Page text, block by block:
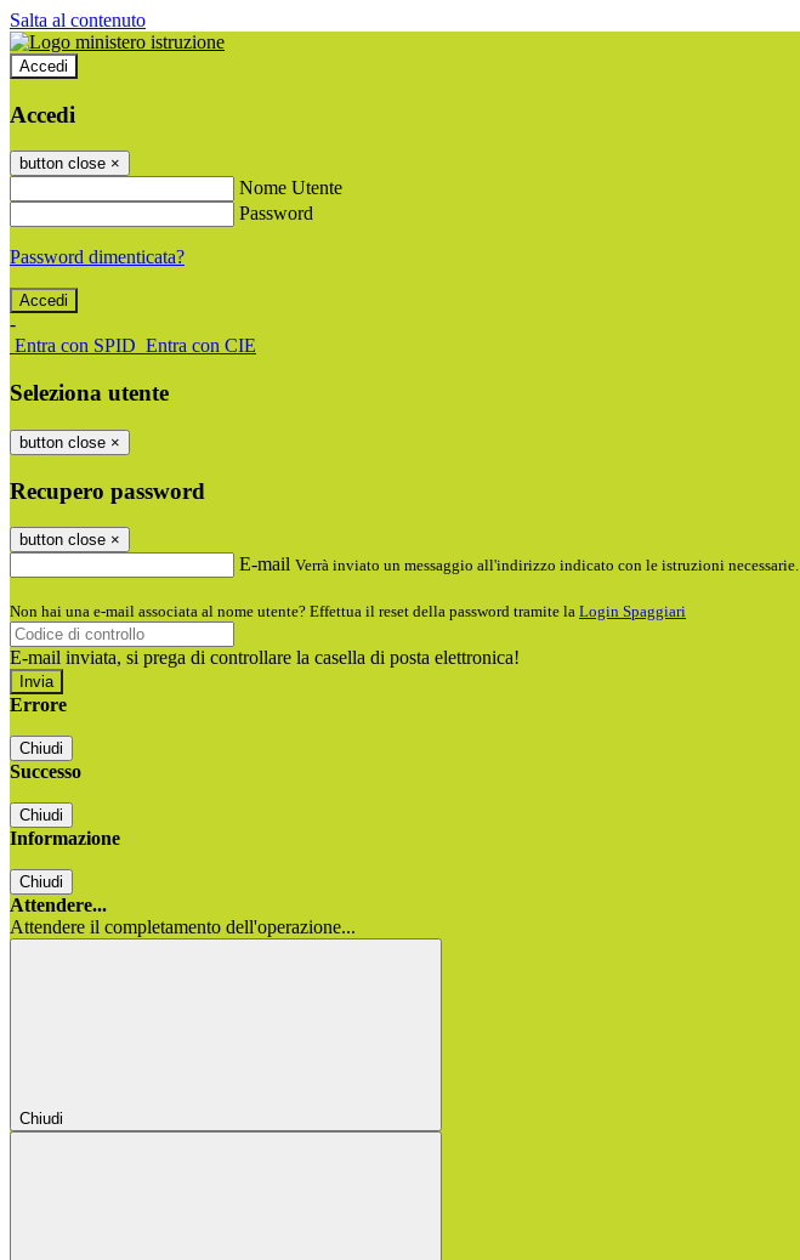
Salta al contenuto
Accedi
Accedi
button close ×
Nome Utente
Password
Password dimenticata?
-
Entra con SPID Entra con CIE
Seleziona utente
button close ×
Recupero password
button close ×
E-mail Verrà inviato un messaggio all'indirizzo indicato con le istruzioni necessarie.
Non hai una e-mail associata al nome utente? Effettua il reset della password tramite la Login Spaggiari
E-mail inviata, si prega di controllare la casella di posta elettronica!
Errore
Chiudi
Successo
Chiudi
Informazione
Chiudi
Attendere...
Attendere il completamento dell'operazione...
Chiudi